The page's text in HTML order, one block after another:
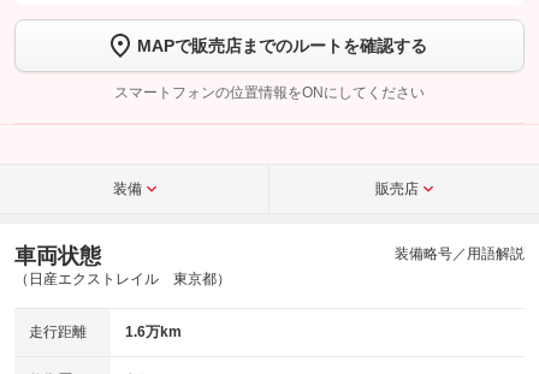
トーク画面で
ボタンをタップして問い合わせを
完了してください。
こちら
MAPで販売店までのルートを確認する
スマートフォンの位置情報をONにしてください
装備 販売店
車両状態
（日産エクストレイル 東京都）
装備略号／用語解説
走行距離 1.6万km